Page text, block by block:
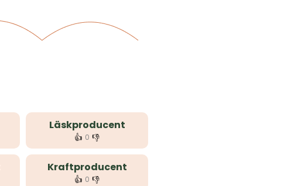
Läskproducent
👍 0 👎
Kraftproducent
👍 0 👎